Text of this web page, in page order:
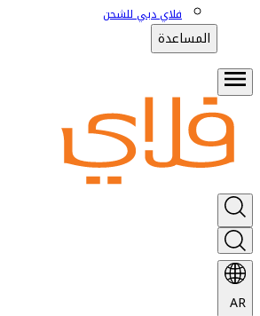
فلاي دبي للشحن
المساعدة
AR